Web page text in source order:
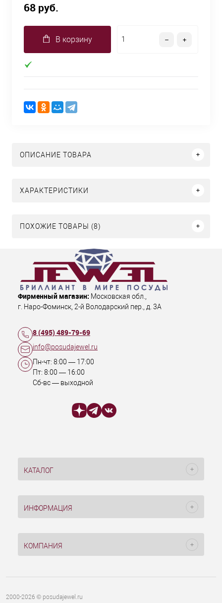
68 руб.
В корзину
ОПИСАНИЕ ТОВАРА
ХАРАКТЕРИСТИКИ
ПОХОЖИЕ ТОВАРЫ (8)
Фирменный магазин: Московская обл.,
г. Наро-Фоминск, 2-й Володарский пер., д. 3А
8 (495) 489-79-69
info@posudajewel.ru
Пн-чт: 8:00 — 17:00
Пт: 8:00 — 16:00
Сб-вс — выходной
КАТАЛОГ
ИНФОРМАЦИЯ
КОМПАНИЯ
2000-2026 © posudajewel.ru